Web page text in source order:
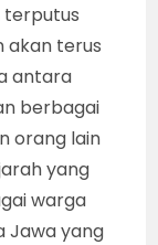
terputus
akan terus
antara
berbagai
orang lain
yang
warga
Jawa yang